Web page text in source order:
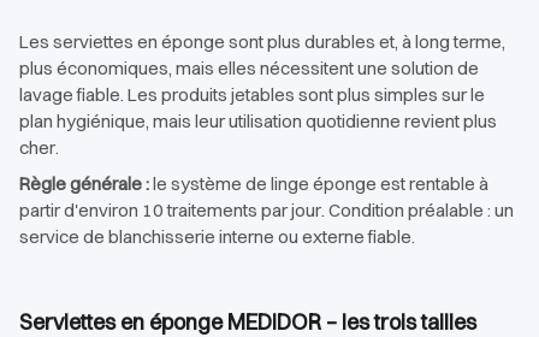
Les serviettes en éponge sont plus durables et, à long terme,
plus économiques, mais elles nécessitent une solution de
lavage fiable. Les produits jetables sont plus simples sur le
plan hygiénique, mais leur utilisation quotidienne revient plus
cher.
Règle générale :le système de linge éponge est rentable à
partir d'environ 10 traitements par jour. Condition préalable : un
service de blanchisserie interne ou externe fiable.
Serviettes en éponge MEDiDOR – les trois tailles